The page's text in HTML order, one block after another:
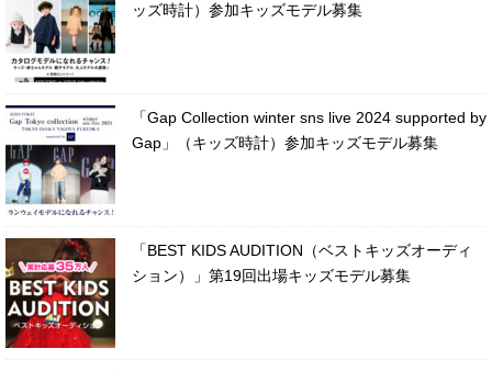
ッズ時計）参加キッズモデル募集
「Gap Collection winter sns live 2024 supported by
Gap」（キッズ時計）参加キッズモデル募集
「BEST KIDS AUDITION（ベストキッズオーディ
ション）」第19回出場キッズモデル募集